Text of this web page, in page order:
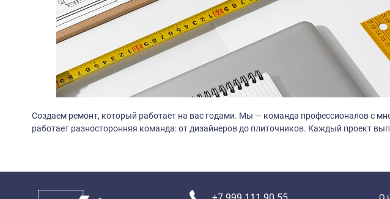
Создаем ремонт, который работает на вас годами. Мы — команда профессионалов с
работает разносторонняя команда: от дизайнеров до плиточников. Каждый проект